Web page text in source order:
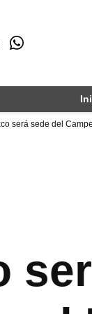
Whatsapp
será sede del